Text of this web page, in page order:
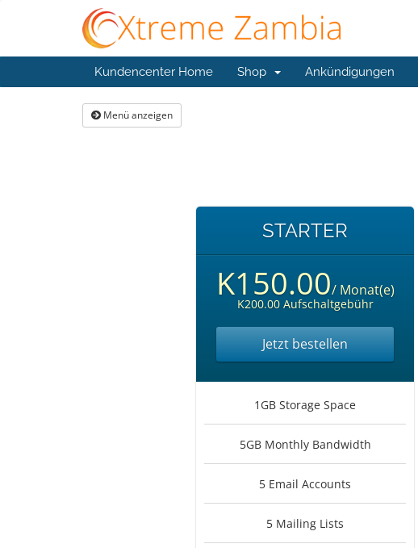
Kundencenter Home Shop Ankündigungen
Menü anzeigen
STARTER
K150.00/ Monat(e)
K200.00 Aufschaltgebühr
Jetzt bestellen
1GB Storage Space
5GB Monthly Bandwidth
5 Email Accounts
5 Mailing Lists